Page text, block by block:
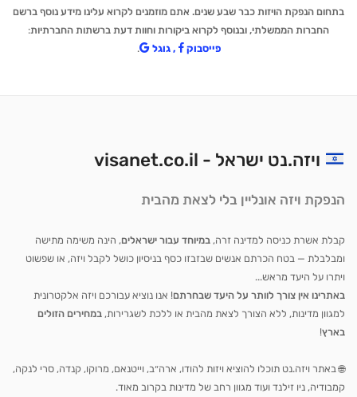
בתחום הנפקת הויזות כבר שבע שנים. אתם מוזמנים לקרוא עלינו מידע נוסף ברשם
החברות הממשלתי, ובנוסף לקרוא ביקורות וחוות דעת ברשתות החברתיות:
פייסבוק
,גוגל .
ויזה.נט ישראל - visanet.co.il
הנפקת ויזה אונליין בלי לצאת מהבית
קבלת אשרת כניסה למדינה זרה, במיוחד עבור ישראלים, הינה משימה מתישה
ומבלבלת — בטח הכרתם אנשים שבזבזו כסף בניסיון כושל לקבל ויזה, או שפשוט
ויתרו על היעד מראש...
באתרינו אין צורך לוותר על היעד שבחרתם! אנו נוציא עבורכם ויזה אלקטרונית
למגוון מדינות, ללא הצורך לצאת מהבית או ללכת לשגרירות, במחירים הזולים
בארץ!
🌐 באתר ויזה.נט תוכלו להוציא ויזות להודו, ארה״ב, וייטנאם, מרוקו, קנדה, סרי לנקה,
קמבודיה, ניו זילנד ועוד מגוון רחב של מדינות בקרוב מאוד.